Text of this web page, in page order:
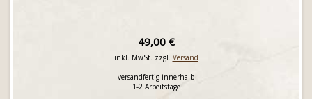
49,00 €
inkl. MwSt. zzgl. Versand
versandfertig innerhalb
1-2 Arbeitstage